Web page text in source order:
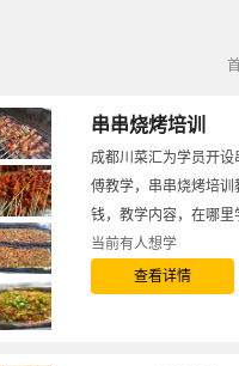
串串烧烤培训
成都川菜汇为学员开
傅教学，串串烧烤培
钱，教学内容，在哪里
当前有人想学
查看详情